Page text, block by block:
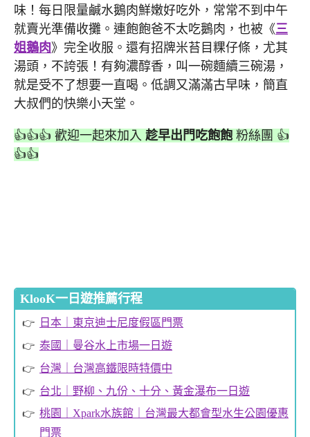
味！每日限量鹹水鵝肉鮮嫩好吃外，常常不到中午
就賣光準備收攤。連飽飽爸不太吃鵝肉，也被《三
姐鵝肉 》完全收服。還有招牌米苔目粿仔條，尤其
湯頭，不誇張！有夠濃醇香，叫一碗麵續三碗湯，
就是受不了想要一直喝。低調又滿滿古早味，簡直
大叔們的快樂小天堂。
👍👍👍 歡迎一起來加入 趁早出門吃飽飽 粉絲團 👍
👍👍
KlooK一日遊推薦行程
日本｜東京迪士尼度假區門票
泰國｜曼谷水上市場一日遊
台灣｜台灣高鐵限時特價中
台北｜野柳、九份、十分、黃金瀑布一日遊
桃園｜Xpark水族館｜台灣最大都會型水生公園優惠
門票